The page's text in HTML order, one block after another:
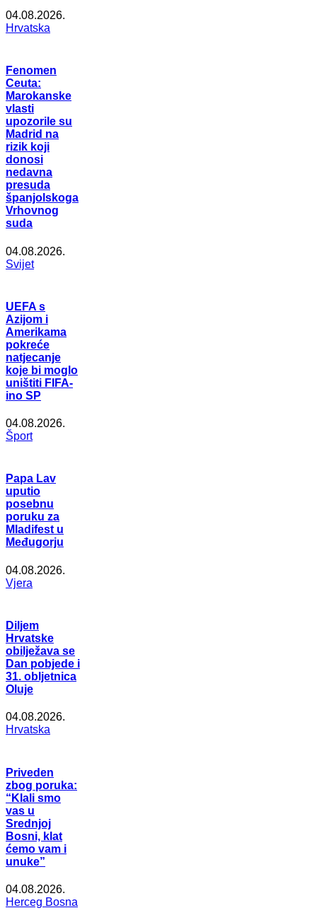
04.08.2026.
Hrvatska
Fenomen
Ceuta:
Marokanske
vlasti
upozorile su
Madrid na
rizik koji
donosi
nedavna
presuda
španjolskoga
Vrhovnog
suda
04.08.2026.
Svijet
UEFA s
Azijom i
Amerikama
pokreće
natjecanje
koje bi moglo
uništiti FIFA-
ino SP
04.08.2026.
Šport
Papa Lav
uputio
posebnu
poruku za
Mladifest u
Međugorju
04.08.2026.
Vjera
Diljem
Hrvatske
obilježava se
Dan pobjede i
31. obljetnica
Oluje
04.08.2026.
Hrvatska
Priveden
zbog poruka:
“Klali smo
vas u
Srednjoj
Bosni, klat
ćemo vam i
unuke”
04.08.2026.
Herceg Bosna